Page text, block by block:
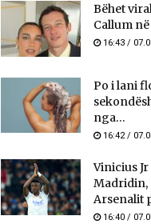
Bëhet
Callum
16:43 /
Po i lani
nga...
16:42 /
Vinicius
Madridin,
Arsenalit
16:40 /